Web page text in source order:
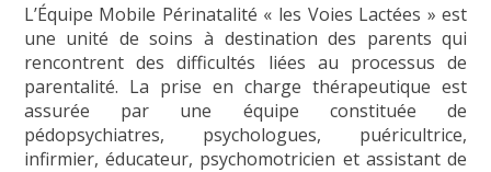
L’Équipe Mobile Périnatalité « les Voies Lactées » est
une unité de soins à destination des parents qui
rencontrent des difficultés liées au processus de
parentalité. La prise en charge thérapeutique est
assurée par une équipe constituée de
pédopsychiatres, psychologues, puéricultrice,
infirmier, éducateur, psychomotricien et assistant de